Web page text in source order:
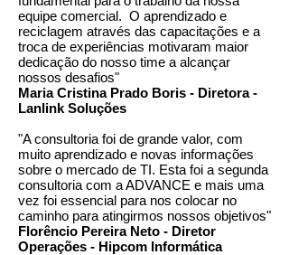
equipe comercial. O aprendizado e
reciclagem através das capacitações e a
troca de experiências motivaram maior
dedicação do nosso time a alcançar
nossos desafios"
Maria Cristina Prado Boris - Diretora -
Lanlink Soluções
"A consultoria foi de grande valor, com
muito aprendizado e novas informações
sobre o mercado de TI. Esta foi a segunda
consultoria com a ADVANCE e mais uma
vez foi essencial para nos colocar no
caminho para atingirmos nossos objetivos"
Florêncio Pereira Neto - Diretor
Operações - Hipcom Informática